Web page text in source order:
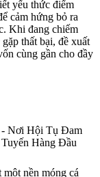
yếu thức điểm
cảm hứng bỏ ra
Khi đang chiếm
thất bại, đề xuất
cùng gần cho đầy
nền móng cá